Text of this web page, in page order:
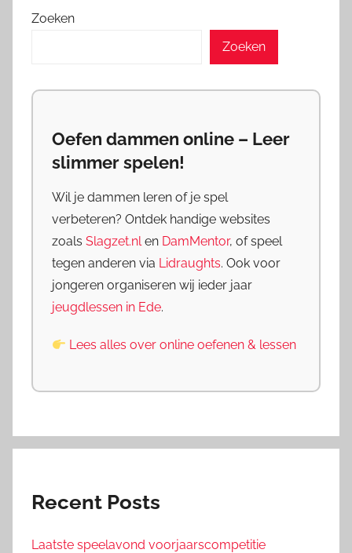
Zoeken
Zoeken
Oefen dammen online – Leer
slimmer spelen!
Wil je dammen leren of je spel
verbeteren? Ontdek handige websites
zoals Slagzet.nlen DamMentor, of speel
tegen anderen via Lidraughts. Ook voor
jongeren organiseren wij ieder jaar
jeugdlessen in Ede.
Lees alles over online oefenen & lessen
Recent Posts
Laatste speelavond voorjaarscompetitie